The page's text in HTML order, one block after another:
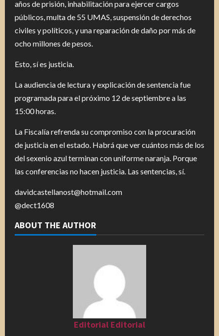
años de prisión, inhabilitación para ejercer cargos
públicos, multa de 55 UMAS, suspensión de derechos
civiles y políticos, y una reparación de daño por más de
ocho millones de pesos.
Esto, sí es justicia.
La audiencia de lectura y explicación de sentencia fue
programada para el próximo 12 de septiembre a las
15:00 horas.
La Fiscalía refrenda su compromiso con la procuración
de justicia en el estado. Habrá que ver cuántos más de los
del sexenio azul terminan con uniforme naranja. Porque
las conferencias no hacen justicia. Las sentencias, sí.
davidcastellanost@hotmail.com
@dect1608
ABOUT THE AUTHOR
Editorial Editorial